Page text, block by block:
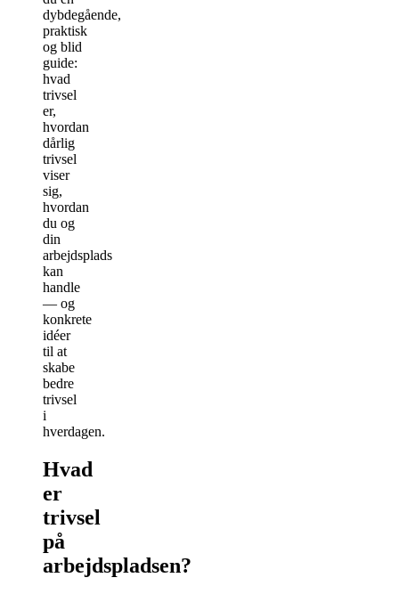
dybdegående,
praktisk
og blid
guide:
hvad
trivsel
er,
hvordan
dårlig
trivsel
viser
sig,
hvordan
du og
din
arbejdsplads
kan
handle
— og
konkrete
idéer
til at
skabe
bedre
trivsel
i
hverdagen.
Hvad
er
trivsel
på
arbejdspladsen?